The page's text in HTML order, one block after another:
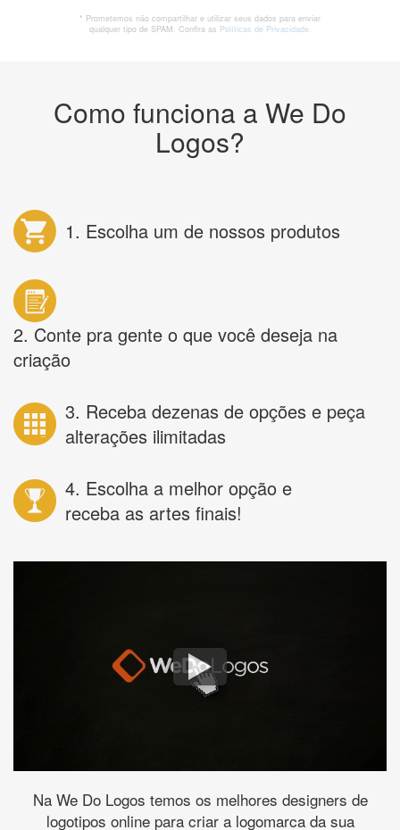
* Prometemos não compartilhar e utilizar seus dados para enviar
qualquer tipo de SPAM. Confira as Políticas de Privacidade.
Como funciona a We Do
Logos?
1. Escolha um de nossos produtos
2. Conte pra gente o que você deseja na
criação
3. Receba dezenas de opções e peça
alterações ilimitadas
4. Escolha a melhor opção e
receba as artes finais!
Na We Do Logos temos os melhores designers de
logotipos online para criar a logomarca da sua